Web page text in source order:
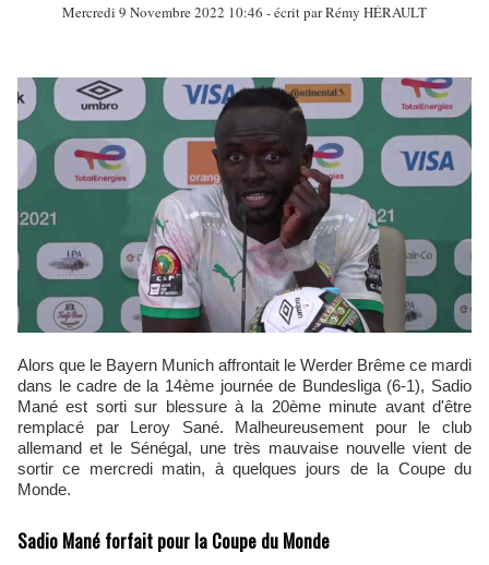
Mercredi 9 Novembre 2022 10:46 - écrit parRémy HÉRAULT
Alors que le Bayern Munich affrontait le Werder Brême ce mardi
dans le cadre de la 14ème journée de Bundesliga (6-1), Sadio
Mané est sorti sur blessure à la 20ème minute avant d'être
remplacé par Leroy Sané. Malheureusement pour le club
allemand et le Sénégal, une très mauvaise nouvelle vient de
sortir ce mercredi matin, à quelques jours de la Coupe du
Monde.
Sadio Mané forfait pour la Coupe du Monde